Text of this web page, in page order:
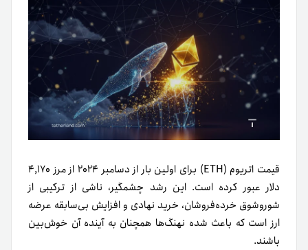
قیمت اتریوم (ETH) برای اولین بار از دسامبر ۲۰۲۴ از مرز ۴,۱۷۰
دلار عبور کرده است. این رشد چشمگیر، ناشی از ترکیبی از
شوروشوق خرده‌فروشان، خرید نهادی و افزایش بی‌سابقه عرضه
ارز است که باعث شده نهنگ‌ها همچنان به آینده آن خوش‌بین
باشند.